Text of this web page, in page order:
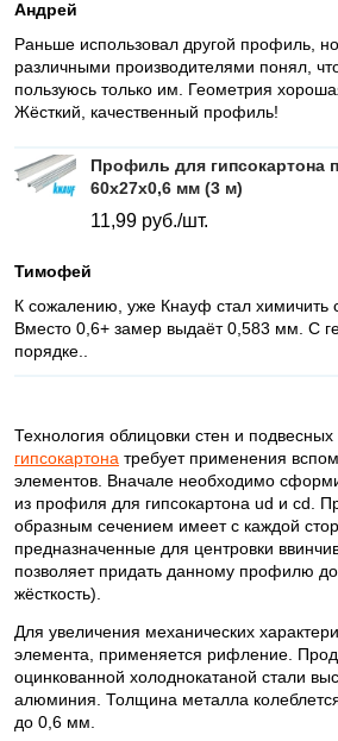
Андрей
Раньше использовал другой профиль,
различными производителями понял,
пользуюсь только им. Геометрия
Жёсткий, качественный профиль!
Профиль для гипсокартона
60x27x0,6 мм (3 м)
11,99 руб./шт.
Тимофей
К сожалению, уже Кнауф стал химичить
Вместо 0,6+ замер выдаёт 0,583 мм. С
порядке..
Технология облицовки стен и подвесных
гипсокартона требует применения
элементов. Вначале необходимо
из профиля для гипсокартона ud и cd.
образным сечением имеет с каждой
предназначенные для центровки
позволяет придать данному профилю
жёсткость).
Для увеличения механических
элемента, применяется рифление.
оцинкованной холоднокатаной стали
алюминия. Толщина металла
до 0,6 мм.